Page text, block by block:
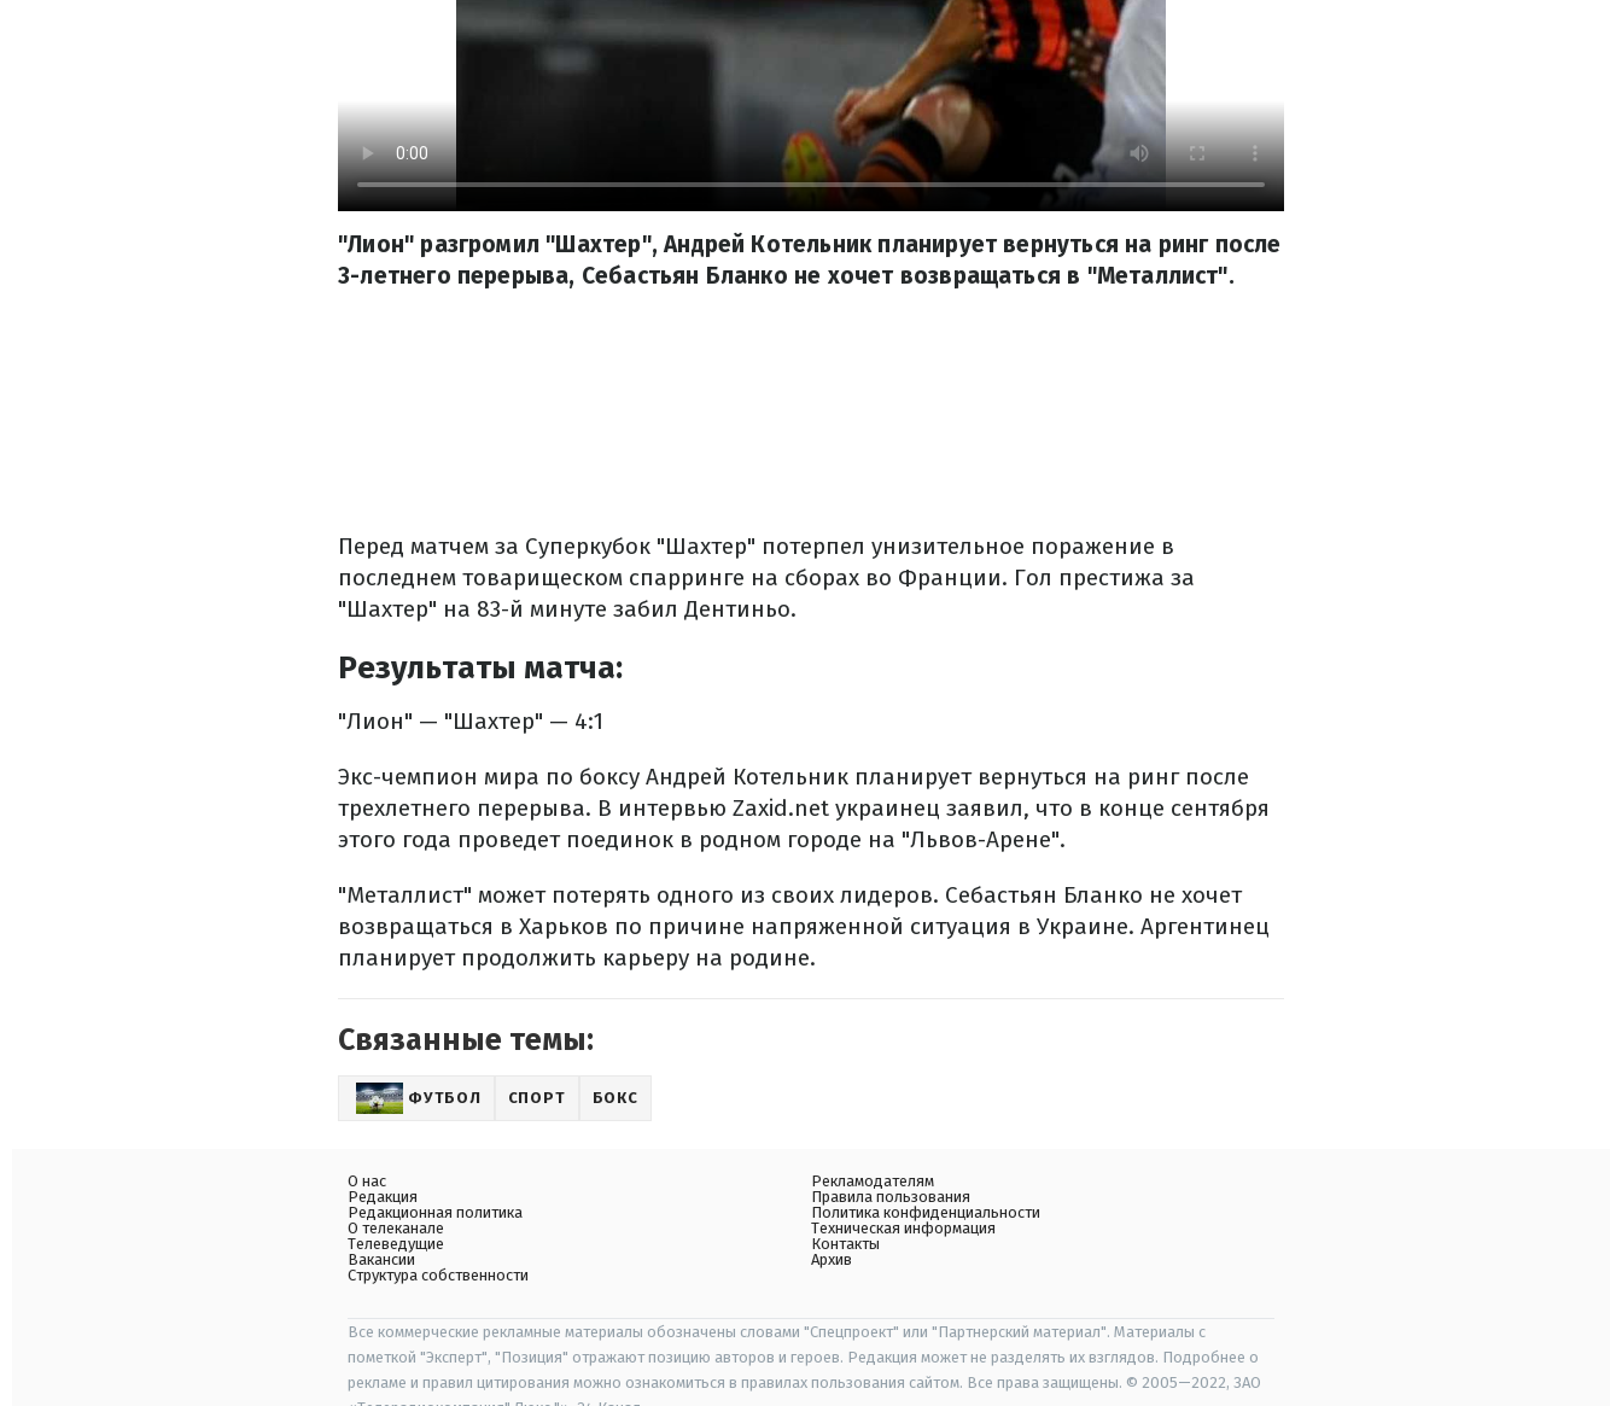
"Лион" разгромил "Шахтер", Андрей Котельник планирует вернуться на ринг после
3-летнего перерыва, Себастьян Бланко не хочет возвращаться в "Металлист".
Перед матчем за Суперкубок "Шахтер" потерпел унизительное поражение в
последнем товарищеском спарринге на сборах во Франции. Гол престижа за
"Шахтер" на 83-й минуте забил Дентиньо.
Результаты матча:
"Лион" — "Шахтер" — 4:1
Экс-чемпион мира по боксу Андрей Котельник планирует вернуться на ринг после
трехлетнего перерыва. В интервью Zaxid.net украинец заявил, что в конце сентября
этого года проведет поединок в родном городе на "Львов-Арене".
"Металлист" может потерять одного из своих лидеров. Себастьян Бланко не хочет
возвращаться в Харьков по причине напряженной ситуация в Украине. Аргентинец
планирует продолжить карьеру на родине.
Связанные темы:
ФУТБОЛ СПОРТ БОКС
О нас
Редакция
Редакционная политика
О телеканале
Телеведущие
Вакансии
Структура собственности
Рекламодателям
Правила пользования
Политика конфиденциальности
Техническая информация
Контакты
Архив
Все коммерческие рекламные материалы обозначены словами "Спецпроект" или "Партнерский материал". Материалы с
пометкой "Эксперт", "Позиция" отражают позицию авторов и героев. Редакция может не разделять их взглядов. Подробнее о
рекламе и правил цитирования можно ознакомиться в правилах пользования сайтом. Все права защищены. © 2005—2022, ЗАО